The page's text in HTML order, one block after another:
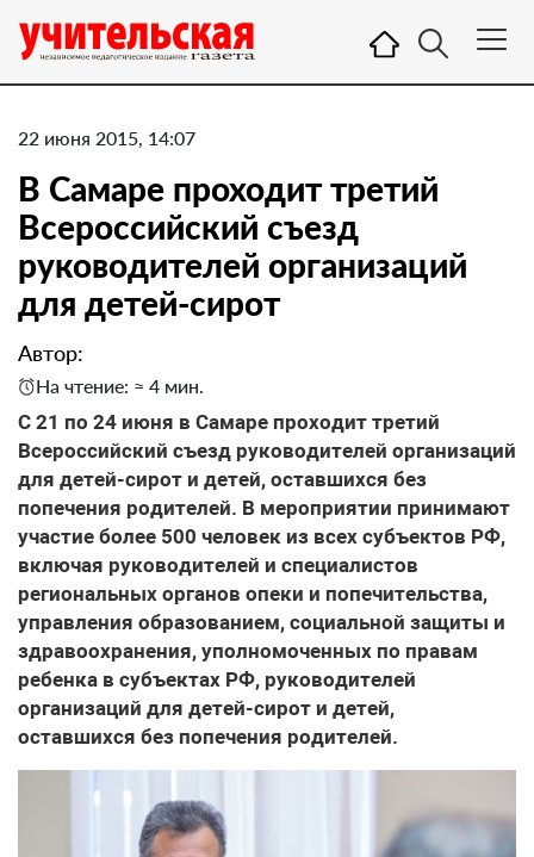
22 июня 2015, 14:07
В Самаре проходит третий
Всероссийский съезд
руководителей организаций
для детей-сирот
Автор:
На чтение: ≈ 4 мин.
С 21 по 24 июня в Самаре проходит третий
Всероссийский съезд руководителей организаций
для детей-сирот и детей, оставшихся без
попечения родителей. В мероприятии принимают
участие более 500 человек из всех субъектов РФ,
включая руководителей и специалистов
региональных органов опеки и попечительства,
управления образованием, социальной защиты и
здравоохранения, уполномоченных по правам
ребенка в субъектах РФ, руководителей
организаций для детей-сирот и детей,
оставшихся без попечения родителей.